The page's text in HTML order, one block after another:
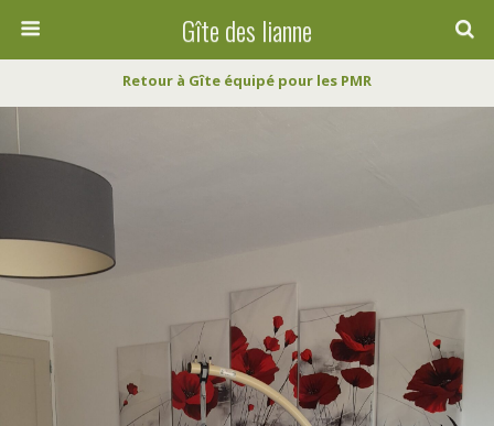
Gîte des lianne
Retour à Gîte équipé pour les PMR